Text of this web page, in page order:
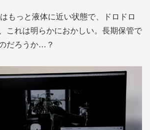
もっと液体に近い状態で、ドロドロ
これは明らかにおかしい。長期保管で
だろうか…？